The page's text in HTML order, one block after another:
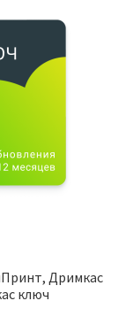
Дримкас
ключ